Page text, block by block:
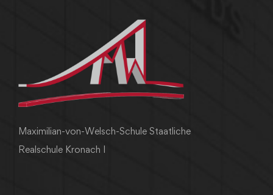
Maximilian-von-Welsch-Schule Staatliche
Realschule Kronach I